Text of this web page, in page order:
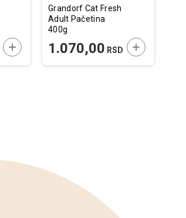
DODAJTE U KORPU
Grandorf Cat Fresh
Adult Pačetina
400g
1.070,00 RSD DODAJTE U